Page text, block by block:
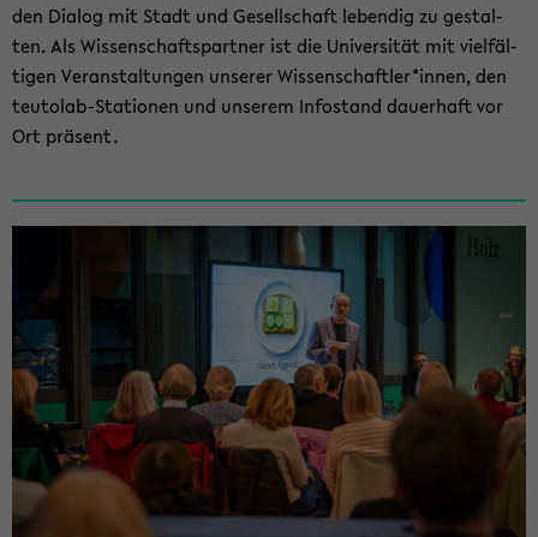
den Dia­log mit Stadt und Ge­sell­schaft le­ben­dig zu ge­stal­
ten. Als Wis­sen­schafts­part­ner ist die Uni­ver­si­tät mit viel­fäl­
ti­gen Ver­an­stal­tun­gen un­se­rer Wis­sen­schaft­ler*innen, den
teutolab-​Stationen und un­se­rem In­fo­stand dau­er­haft vor
Ort prä­sent.